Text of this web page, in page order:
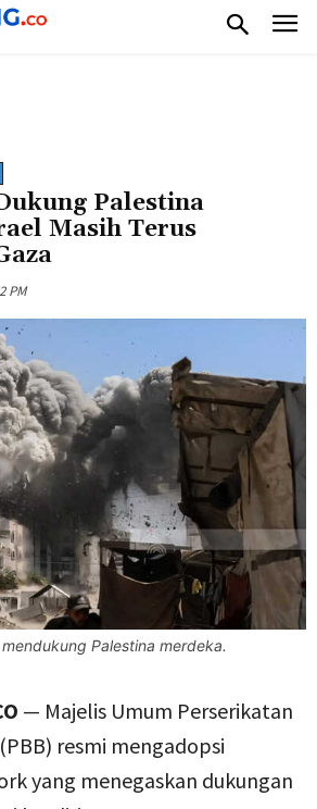
Palestina
Masih Terus
PM
Palestina merdeka.
— Majelis Umum Perserikatan
resmi mengadopsi
yang menegaskan dukungan